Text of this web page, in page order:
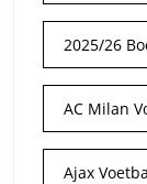
2025/26
AC Milan
Ajax